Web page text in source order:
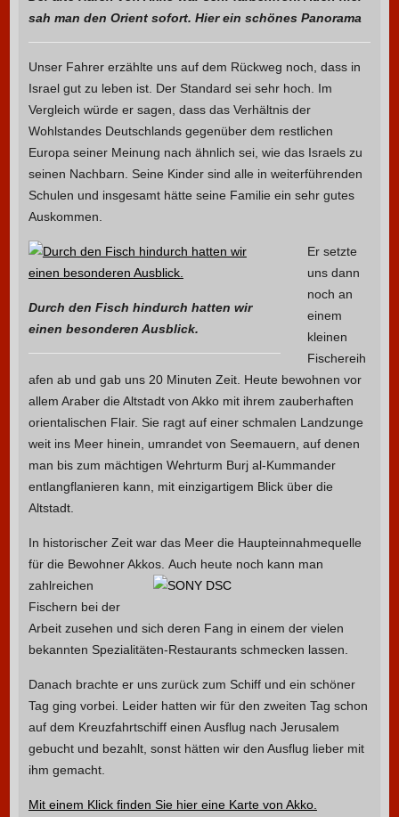
sah man den Orient sofort. Hier ein schönes Panorama
Unser Fahrer erzählte uns auf dem Rückweg noch, dass in
Israel gut zu leben ist. Der Standard sei sehr hoch. Im
Vergleich würde er sagen, dass das Verhältnis der
Wohlstandes Deutschlands gegenüber dem restlichen
Europa seiner Meinung nach ähnlich sei, wie das Israels zu
seinen Nachbarn. Seine Kinder sind alle in weiterführenden
Schulen und insgesamt hätte seine Familie ein sehr gutes
Auskommen.
Durch den Fisch hindurch hatten wir
einen besonderen Ausblick.
Er setzte
uns dann
noch an
einem
kleinen
Fischereih
afen ab und gab uns 20 Minuten Zeit. Heute bewohnen vor
allem Araber die Altstadt von Akko mit ihrem zauberhaften
orientalischen Flair. Sie ragt auf einer schmalen Landzunge
weit ins Meer hinein, umrandet von Seemauern, auf denen
man bis zum mächtigen Wehrturm Burj al-Kummander
entlangflanieren kann, mit einzigartigem Blick über die
Altstadt.
In historischer Zeit war das Meer die Haupteinnahmequelle
für die Bewohner Akkos. Auch heute noch kann man
zahlreichen
Fischern bei der
Arbeit zusehen und sich deren Fang in einem der vielen
bekannten Spezialitäten-Restaurants schmecken lassen.
Danach brachte er uns zurück zum Schiff und ein schöner
Tag ging vorbei. Leider hatten wir für den zweiten Tag schon
auf dem Kreuzfahrtschiff einen Ausflug nach Jerusalem
gebucht und bezahlt, sonst hätten wir den Ausflug lieber mit
ihm gemacht.
Mit einem Klick finden Sie hier eine Karte von Akko.